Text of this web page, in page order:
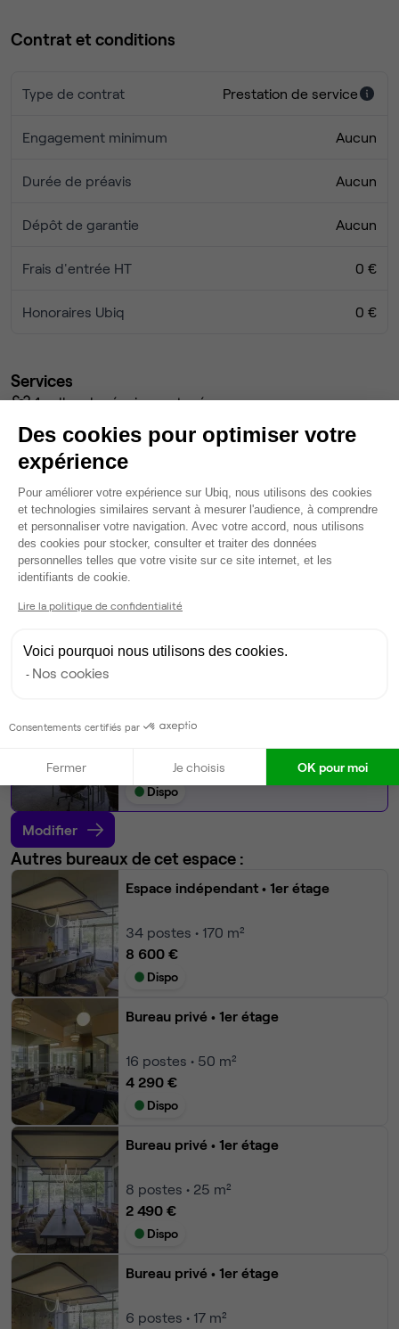
Une salle de sport, un hôtel/restaurant, un parking, un
Pensez à venir visiter dès maintenant !
Contrat et conditions
Type de contrat Prestation de service
Engagement minimum Aucun
Durée de préavis Aucun
Dépôt de garantie Aucun
Frais d'entrée HT 0 €
Honoraires Ubiq 0 €
Services
4 salles de réunion partagées
4 phonebox
Wifi
Câblage RJ45
Fibre
Climatisation
Espace d'attente
Espace détente
Ménage
Voir plus
Ma sélection de bureau
3 490 €
Dispo
Modifier
Autres bureaux de cet espace :
Espace indépendant • 1er étage
34 postes • 170 m²
8 600 €
Dispo
Bureau privé • 1er étage
16 postes • 50 m²
4 290 €
Dispo
Bureau privé • 1er étage
8 postes • 25 m²
2 490 €
Dispo
Bureau privé • 1er étage
6 postes • 17 m²
Des cookies pour optimiser votre
expérience
Plateforme de Gestion du
Pour améliorer votre expérience sur Ubiq, nous utilisons des cookies
et technologies similaires servant à mesurer l'audience, à comprendre
et personnaliser votre navigation. Avec votre accord, nous utilisons
des cookies pour stocker, consulter et traiter des données
personnelles telles que votre visite sur ce site internet, et les
identifiants de cookie.
Lire la politique de confidentialité
Voici pourquoi nous utilisons des cookies.
Nos cookies
Consentements certifiés par
Fermer Je choisis OK pour moi